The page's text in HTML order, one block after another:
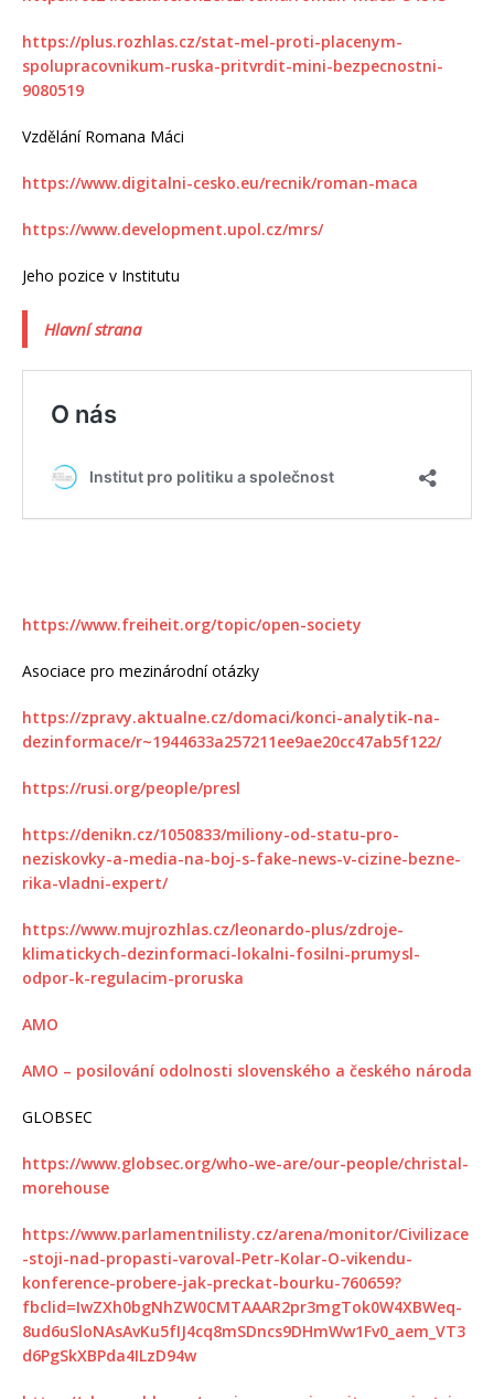
https://plus.rozhlas.cz/stat-mel-proti-placenym-
spolupracovnikum-ruska-pritvrdit-mini-bezpecnostni-
9080519
Vzdělání Romana Máci
https://www.digitalni-cesko.eu/recnik/roman-maca
https://www.development.upol.cz/mrs/
Jeho pozice v Institutu
Hlavní strana
https://www.freiheit.org/topic/open-society
Asociace pro mezinárodní otázky
https://zpravy.aktualne.cz/domaci/konci-analytik-na-
dezinformace/r~1944633a257211ee9ae20cc47ab5f122/
https://rusi.org/people/presl
https://denikn.cz/1050833/miliony-od-statu-pro-
neziskovky-a-media-na-boj-s-fake-news-v-cizine-bezne-
rika-vladni-expert/
https://www.mujrozhlas.cz/leonardo-plus/zdroje-
klimatickych-dezinformaci-lokalni-fosilni-prumysl-
odpor-k-regulacim-proruska
AMO
AMO – posilování odolnosti slovenského a českého národa
GLOBSEC
https://www.globsec.org/who-we-are/our-people/christal-
morehouse
https://www.parlamentnilisty.cz/arena/monitor/Civilizace
-stoji-nad-propasti-varoval-Petr-Kolar-O-vikendu-
konference-probere-jak-preckat-bourku-760659?
fbclid=IwZXh0bgNhZW0CMTAAAR2pr3mgTok0W4XBWeq-
8ud6uSloNAsAvKu5fIJ4cq8mSDncs9DHmWw1Fv0_aem_VT3
d6PgSkXBPda4ILzD94w